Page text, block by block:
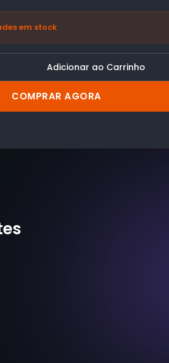
em stock
Adicionar ao Carrinho
COMPRAR AGORA